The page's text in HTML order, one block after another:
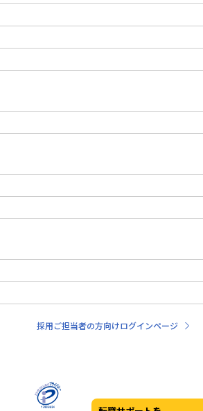
採用ご担当者の方向けログインページ